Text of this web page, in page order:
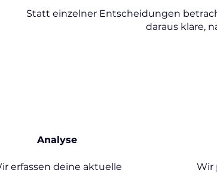
Statt einzelner Entscheidungen
daraus klare,
Analyse
erfassen deine aktuelle
Wir